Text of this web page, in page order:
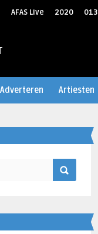
AFAS Live 2020 013
Adverteren Artiesten